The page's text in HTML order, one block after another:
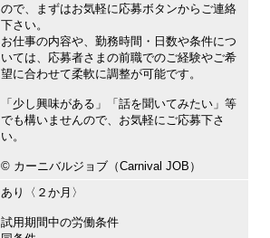
ので、まずはお気軽に応募ボタンからご連絡
下さい。
お仕事の内容や、勤務時間・日数や条件につ
いては、応募者さまの前職でのご経験やご希
望に合わせて柔軟に調整が可能です。
「少し興味がある」「話を聞いてみたい」等
でも構いませんので、お気軽にご応募下さ
い。
©︎ カーニバルジョブ（Carnival JOB）
あり〈２か月〉
試用期間中の労働条件